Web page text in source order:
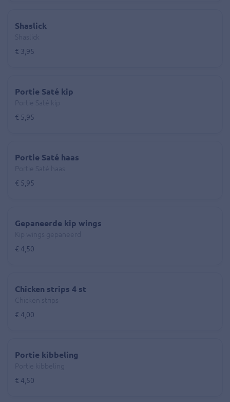
Shaslick
€ 3,95
Portie Saté kip
€ 5,95
Portie Saté haas
€ 5,95
Gepaneerde kip wings
€ 4,50
Chicken strips 4 st
€ 4,00
Portie kibbeling
€ 4,50